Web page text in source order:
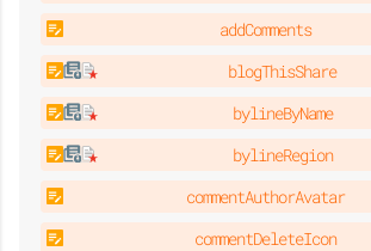
addComments
blogThisShare
bylineByName
bylineRegion
commentAuthorAvatar
commentDeleteIcon